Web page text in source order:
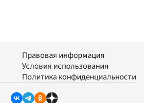
Правовая информация
Условия использования
Политика конфиденциальности